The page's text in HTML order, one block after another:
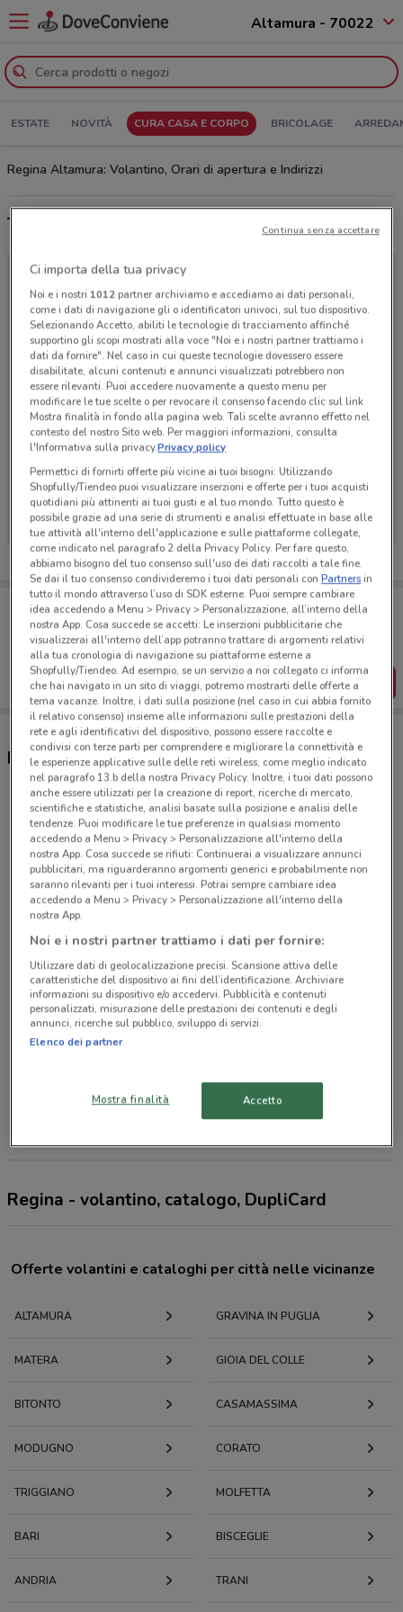
Altamura - 70022
ESTATE NOVITÀ CURA CASA E CORPO BRICOLAGE
Regina Altamura: Volantino, Orari di apertura e Indirizzi
Tutte le offerte del catalogo Regina
Ci dispiace, al momento non abbiamo pubblicato
volantini nella tua zona. Riprova più tardi.
Porta DoveConviene sempre con te!
Puoi trovare le migliori offerte dei negozi vicino a te,
salvarle e creare la tua lista del risparmio, comodamente
dal tuo cellulare.
SCARICA L’APP
Regina supermercati e orari
Via Pietro Colletta, 88-88/A Altamura
1 km
APERTO
Via Giustiniano, 10 Altamura
1.5 km
APERTO
Via Gravina, 179 Altamura
1.8 km
APERTO
Via Gravina Altamura
1.8 km
APERTO
11.6 km
APERTO
Regina - volantino, catalogo, DupliCard
Offerte volantini e cataloghi per città nelle vicinanze
ALTAMURA GRAVINA IN PUGLIA
MATERA GIOIA DEL COLLE
BITONTO CASAMASSIMA
MODUGNO CORATO
TRIGGIANO MOLFETTA
BARI BISCEGLIE
ANDRIA TRANI
Ci importa della tua privacy
Noi e i nostri 1012partner archiviamo e accediamo ai dati personali,
come i dati di navigazione gli o identificatori univoci, sul tuo dispositivo.
Selezionando Accetto, abiliti le tecnologie di tracciamento affinché
supportino gli scopi mostrati alla voce "Noi e i nostri partner trattiamo i
dati da fornire". Nel caso in cui queste tecnologie dovessero essere
disabilitate, alcuni contenuti e annunci visualizzati potrebbero non
essere rilevanti. Puoi accedere nuovamente a questo menu per
modificare le tue scelte o per revocare il consenso facendo clic sul link
Mostra finalità in fondo alla pagina web. Tali scelte avranno effetto nel
contesto del nostro Sito web. Per maggiori informazioni, consulta
l'Informativa sulla privacy.Privacy policy
Permettici di fornirti offerte più vicine ai tuoi bisogni: Utilizzando
Shopfully/Tiendeo puoi visualizzare inserzioni e offerte per i tuoi acquisti
quotidiani più attinenti ai tuoi gusti e al tuo mondo. Tutto questo è
possibile grazie ad una serie di strumenti e analisi effettuate in base alle
tue attività all'interno dell'applicazione e sulle piattaforme collegate,
come indicato nel paragrafo 2 della Privacy Policy. Per fare questo,
abbiamo bisogno del tuo consenso sull'uso dei dati raccolti a tale fine.
Se dai il tuo consenso condivideremo i tuoi dati personali conPartnersin
tutto il mondo attraverso l’uso di SDK esterne. Puoi sempre cambiare
idea accedendo a Menu > Privacy > Personalizzazione, all’interno della
nostra App. Cosa succede se accetti: Le inserzioni pubblicitarie che
visualizzerai all'interno dell’app potranno trattare di argomenti relativi
alla tua cronologia di navigazione su piattaforme esterne a
Shopfully/Tiendeo. Ad esempio, se un servizio a noi collegato ci informa
che hai navigato in un sito di viaggi, potremo mostrarti delle offerte a
tema vacanze. Inoltre, i dati sulla posizione (nel caso in cui abbia fornito
il relativo consenso) insieme alle informazioni sulle prestazioni della
rete e agli identificativi del dispositivo, possono essere raccolte e
condivisi con terze parti per comprendere e migliorare la connettività e
le esperienze applicative sulle delle reti wireless, come meglio indicato
nel paragrafo 13.b della nostra Privacy Policy. Inoltre, i tuoi dati possono
anche essere utilizzati per la creazione di report, ricerche di mercato,
scientifiche e statistiche, analisi basate sulla posizione e analisi delle
tendenze. Puoi modificare le tue preferenze in qualsiasi momento
accedendo a Menu > Privacy > Personalizzazione all'interno della
nostra App. Cosa succede se rifiuti: Continuerai a visualizzare annunci
pubblicitari, ma riguarderanno argomenti generici e probabilmente non
saranno rilevanti per i tuoi interessi. Potrai sempre cambiare idea
accedendo a Menu > Privacy > Personalizzazione all'interno della
nostra App.
Noi e i nostri partner trattiamo i dati per fornire:
Utilizzare dati di geolocalizzazione precisi. Scansione attiva delle
caratteristiche del dispositivo ai fini dell’identificazione. Archiviare
informazioni su dispositivo e/o accedervi. Pubblicità e contenuti
personalizzati, misurazione delle prestazioni dei contenuti e degli
annunci, ricerche sul pubblico, sviluppo di servizi.
Elenco dei partner
Mostra finalità Accetto
Continua senza accettare